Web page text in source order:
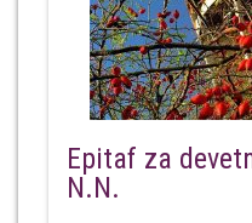
Epitaf za
N.N.